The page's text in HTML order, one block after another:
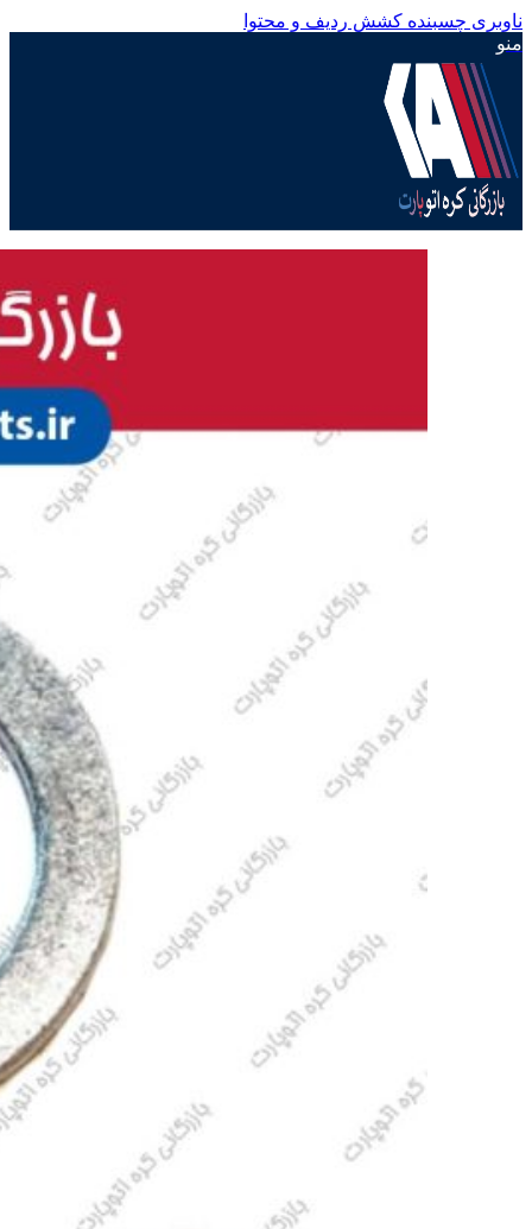
ناوبری چسبنده کشش ردیف و محتوا
منو